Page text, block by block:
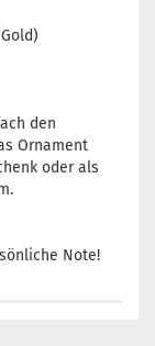
den
Ornament
oder als
Note!